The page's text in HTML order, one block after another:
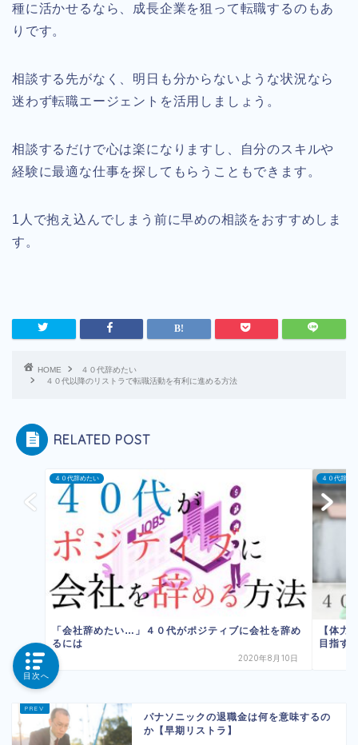
種に活かせるなら、成長企業を狙って転職するのもあ
りです。
相談する先がなく、明日も分からないような状況なら
迷わず転職エージェントを活用しましょう。
相談するだけで心は楽になりますし、自分のスキルや
経験に最適な仕事を探してもらうこともできます。
1人で抱え込んでしまう前に早めの相談をおすすめしま
す。
HOME
４０代辞めたい
４０代以降のリストラで転職活動を有利に進める方法
RELATED POST
４０代辞めたい
「会社辞めたい…」４０代がポジティブに会社を辞め
るには
2020年8月10日
４０代辞め
【体力
目指す
パナソニックの退職金は何を意味するの
か【早期リストラ】
目次へ